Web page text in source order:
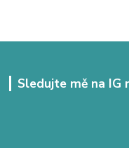
Sledujte mě na IG